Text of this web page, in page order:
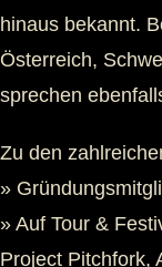
hinaus bekannt.
Österreich,
sprechen
Zu den
»
» Auf Tour &
Project Pitchfork,